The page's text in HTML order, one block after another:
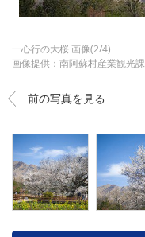
一心行の大桜 画像(2/4)
画像提供：南阿蘇村産業観光課
前の写真を見る